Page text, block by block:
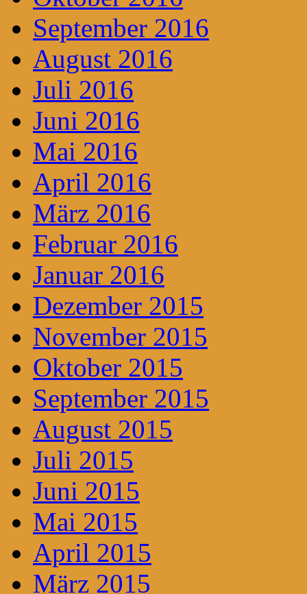
September 2016
August 2016
Juli 2016
Juni 2016
Mai 2016
April 2016
März 2016
Februar 2016
Januar 2016
Dezember 2015
November 2015
Oktober 2015
September 2015
August 2015
Juli 2015
Juni 2015
Mai 2015
April 2015
März 2015